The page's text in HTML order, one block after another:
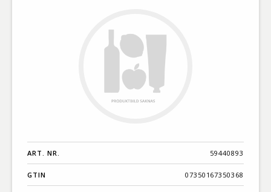
ART. NR. 59440893
GTIN 07350167350368